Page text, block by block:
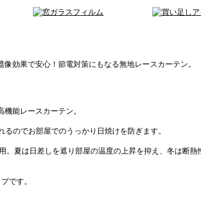
効果で安心！節電対策にもなる無地レースカーテン。
能レースカーテン。
のでお部屋でのうっかり日焼けを防ぎます。
夏は日差しを遮り部屋の温度の上昇を抑え、冬は断熱
です。